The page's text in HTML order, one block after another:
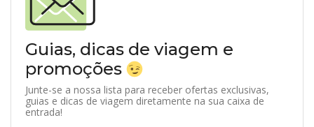
Guias, dicas de viagem e
promoções
Junte-se a nossa lista para receber ofertas exclusivas,
guias e dicas de viagem diretamente na sua caixa de
entrada!